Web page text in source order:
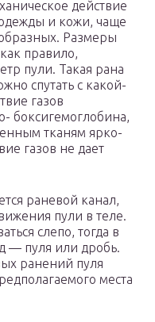
действие
и кожи, чаще
Размеры
правило,
пули. Такая рана
спутать с какой-
газов
боксигемоглобина,
тканям ярко-
газов не дает
раневой канал,
пули в теле.
слепо, тогда в
— пуля или дробь.
ранений пуля
места